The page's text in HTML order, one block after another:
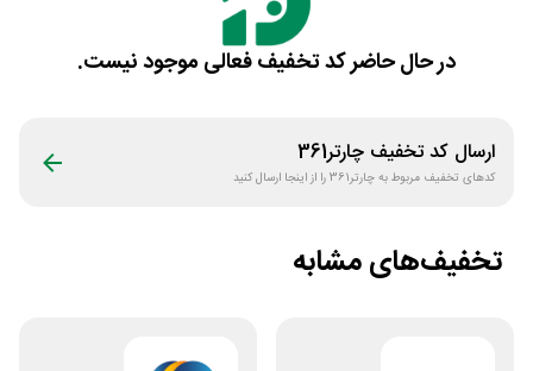
در حال حاضر کد تخفیف فعالی موجود نیست.
ارسال کد تخفیف چارتر361
کدهای تخفیف مربوط بهچارتر361 را از اینجا ارسال کنید
تخفیف‌های مشابه